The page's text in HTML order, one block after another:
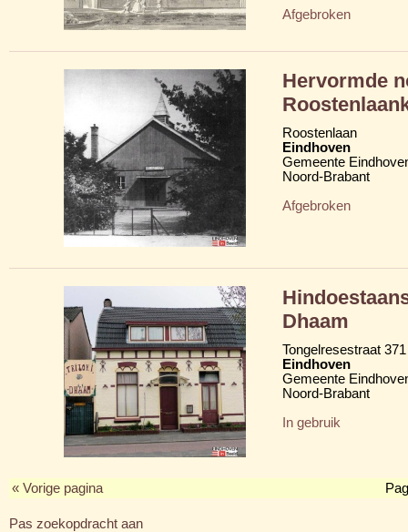
Afgebroken
Hervormde
Roostenlaan
Eindhoven
Gemeente
Noord-Brabant
Afgebroken
Dhaam
Tongelresestraat 371
Eindhoven
Gemeente
Noord-Brabant
In gebruik
« Vorige pagina
Pas zoekopdracht aan